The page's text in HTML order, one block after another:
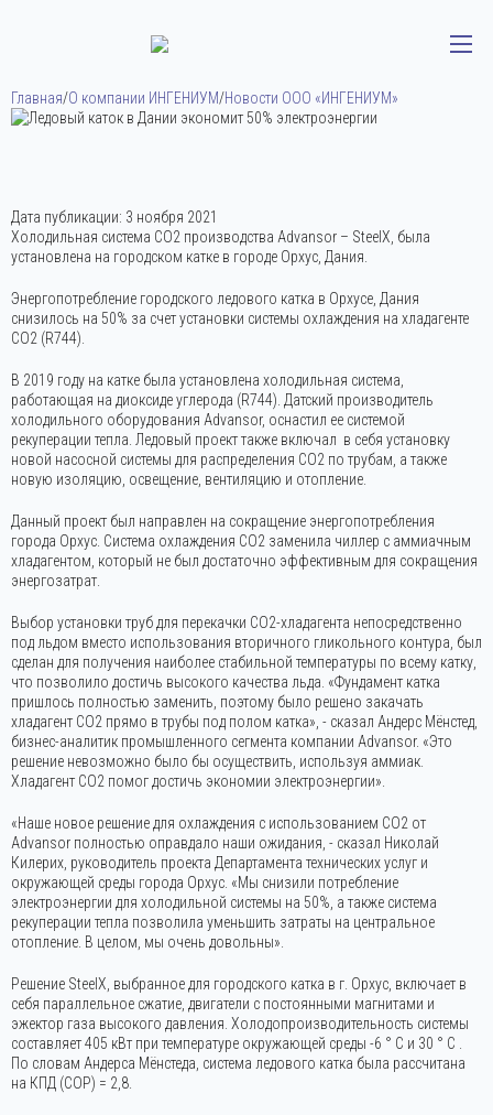
Главная/О компании ИНГЕНИУМ/Новости ООО «ИНГЕНИУМ»
Дата публикации: 3 ноября 2021
Холодильная система CO2 производства Advansor – SteelX, была
установлена ​​на городском катке в городе Орхус, Дания.
Энергопотребление городского ледового катка в Орхусе, Дания
снизилось на 50% за счет установки системы охлаждения на хладагенте
CO2 (R744).
В 2019 году на катке была установлена холодильная система,
работающая на диоксиде углерода (R744). Датский производитель
холодильного оборудования Advansor, оснастил ее системой
рекуперации тепла. Ледовый проект также включал в себя установку
новой насосной системы для распределения CO2 по трубам, а также
новую изоляцию, освещение, вентиляцию и отопление.
Данный проект был направлен на сокращение энергопотребления
города Орхус. Система охлаждения CO2 заменила чиллер с аммиачным
хладагентом, который не был достаточно эффективным для сокращения
энергозатрат.
Выбор установки труб для перекачки СО2-хладагента непосредственно
под льдом вместо использования вторичного гликольного контура, был
сделан для получения наиболее стабильной температуры по всему катку,
что позволило достичь высокого качества льда. «Фундамент катка
пришлось полностью заменить, поэтому было решено закачать
хладагент CO2 прямо в трубы под полом катка», - сказал Андерс Мёнстед,
бизнес-аналитик промышленного сегмента компании Advansor. «Это
решение невозможно было бы осуществить, используя аммиак.
Хладагент СО2 помог достичь экономии электроэнергии».
«Наше новое решение для охлаждения с использованием CO2 от
Advansor полностью оправдало наши ожидания, - сказал Николай
Килерих, руководитель проекта Департамента технических услуг и
окружающей среды города Орхус. «Мы снизили потребление
электроэнергии для холодильной системы на 50%, а также система
рекуперации тепла позволила уменьшить затраты на центральное
отопление. В целом, мы очень довольны».
Решение SteelX, выбранное для городского катка в г. Орхус, включает в
себя параллельное сжатие, двигатели с постоянными магнитами и
эжектор газа высокого давления. Холодопроизводительность системы
составляет 405 кВт при температуре окружающей среды -6 ° C и 30 ° C .
По словам Андерса Мёнстеда, система ледового катка была рассчитана
на КПД (COP) = 2,8.